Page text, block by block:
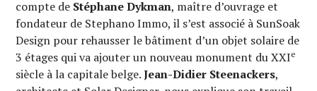
compte de Stéphane Dykman, maître d’ouvrage et
fondateur de Stephano Immo, il s’est associé à SunSoak
Design pour rehausser le bâtiment d’un objet solaire de
3 étages qui va ajouter un nouveau monument du XXIe
siècle à la capitale belge.Jean-Didier Steenackers,